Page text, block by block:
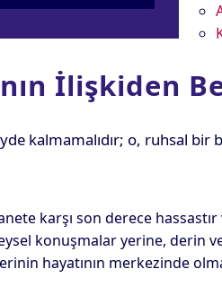
İlişkiden
kalmamalıdır; o, ruhsal
karşı son derece
konuşmalar yerine, derin
hayatının merkezinde